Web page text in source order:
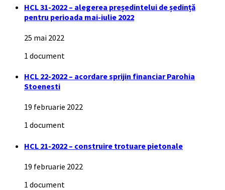
HCL 31-2022 – alegerea președintelui de ședință
pentru perioada mai-iulie 2022
25 mai 2022
1 document
HCL 22-2022 – acordare sprijin financiar Parohia
Stoenesti
19 februarie 2022
1 document
HCL 21-2022 – construire trotuare pietonale
19 februarie 2022
1 document